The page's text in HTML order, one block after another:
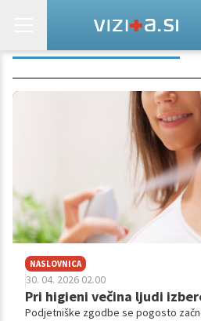
ŠTARTAJ SLOVENIJA
NASLOVNICA
30. 04. 2026 02.00
Pri higieni večina ljudi
Podjetniške zgodbe se pogosto